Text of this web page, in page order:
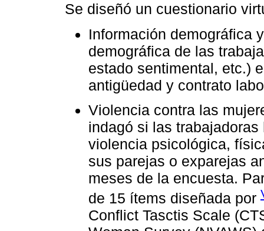
Se diseñó un cuestionario
Información demográfica
demográfica de las
estado sentimental, etc.)
antigüedad y contrato
Violencia contra las
indagó si las
violencia psicológica,
sus parejas o exparejas
meses de la encuesta.
de 15 ítems diseñada por
Conflict Tasctis Scale